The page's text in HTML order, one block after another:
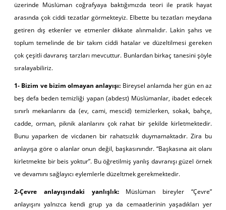
üzerinde Müslüman coğrafyaya baktığımızda teori ile pratik hayat
arasında çok ciddi tezatlar görmekteyiz. Elbette bu tezatları meydana
getiren dış etkenler ve etmenler dikkate alınmalıdır. Lakin şahıs ve
toplum temelinde de bir takım ciddi hatalar ve düzeltilmesi gereken
çok çeşitli davranış tarzları mevcuttur. Bunlardan birkaç tanesini şöyle
sıralayabiliriz.
1- Bizim ve bizim olmayan anlayışı: Bireysel anlamda her gün en az
beş defa beden temizliği yapan (abdest) Müslümanlar, ibadet edecek
sınırlı mekanlarını da (ev, cami, mescid) temizlerken, sokak, bahçe,
cadde, orman, piknik alanlarını çok rahat bir şekilde kirletmektedir.
Bunu yaparken de vicdanen bir rahatsızlık duymamaktadır. Zira bu
anlayışa göre o alanlar onun değil, başkasınındır. “Başkasına ait olanı
kirletmekte bir beis yoktur”. Bu öğretilmiş yanlış davranışı güzel örnek
ve devamını sağlayıcı eylemlerle düzeltmek gerekmektedir.
2-Çevre anlayışındaki yanlışlık:Müslüman bireyler “Çevre”
anlayışını yalnızca kendi grup ya da cemaatlerinin yaşadıkları yer